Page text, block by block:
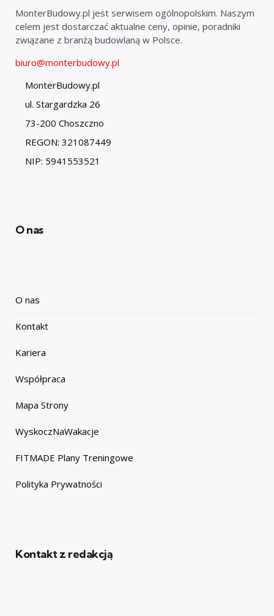
MonterBudowy.pl jest serwisem ogólnopolskim. Naszym
celem jest dostarczać aktualne ceny, opinie, poradniki
związane z branżą budowlaną w Polsce.
biuro@monterbudowy.pl
MonterBudowy.pl
ul. Stargardzka 26
73-200 Choszczno
REGON: 321087449
NIP: 5941553521
O nas
O nas
Kontakt
Kariera
Współpraca
Mapa Strony
WyskoczNaWakacje
FITMADE Plany Treningowe
Polityka Prywatności
Kontakt z redakcją